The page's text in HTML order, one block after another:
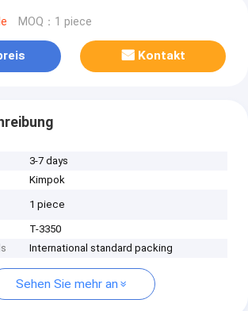
MOQ：1 piece
Kontakt
3-7 days
Kimpok
1 piece
T-3350
International standard packing
Sehen Sie mehr an